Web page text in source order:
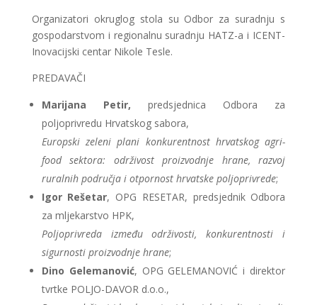
Organizatori okruglog stola su Odbor za suradnju s
gospodarstvom i regionalnu suradnju HATZ-a i ICENT-
Inovacijski centar Nikole Tesle.
PREDAVAČI
Marijana Petir, predsjednica Odbora za
poljoprivredu Hrvatskog sabora,
Europski zeleni plani konkurentnost hrvatskog agri-
food sektora: održivost proizvodnje hrane, razvoj
ruralnih područja i otpornost hrvatske poljoprivrede;
Igor Rešetar, OPG RESETAR, predsjednik Odbora
za mljekarstvo HPK,
Poljoprivreda između održivosti, konkurentnosti i
sigurnosti proizvodnje hrane;
Dino Gelemanović, OPG GELEMANOVIĆ i direktor
tvrtke POLJO-DAVOR d.o.o.,